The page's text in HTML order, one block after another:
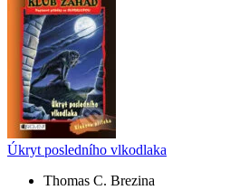
Úkryt posledního vlkodlaka
Thomas C. Brezina